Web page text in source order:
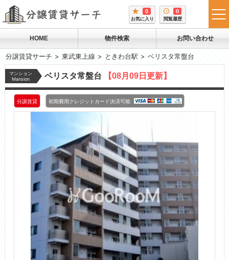
0
お気に入り
0
閲覧履歴
HOME 物件検索 お問い合わせ
分譲賃貸サーチ 東武東上線 ときわ台駅 ベリスタ常盤台
マンション
Mansion
ベリスタ常盤台 【08月09日更新】
分譲賃貸 初期費用クレジットカード決済可能